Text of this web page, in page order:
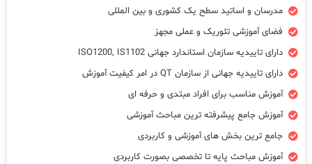
مدرسان و اساتید سطح یک کشوری و بین المللی
فضای آموزشی تئوریک و عملی مجهز
دارای تاییدیه سازمان استاندارد جهانی ISO1200, IS1102
دارای تاییدیه جهانی از سازمان QT در امر کیفیت آموزش
آموزش مناسب برای افراد مبتدی و حرفه ای
آموزش جامع پیشرفته ترین مباحث آموزشی
جامع ترین بخش های آموزشی و کاربردی
آموزش مباحث پایه تا تخصصی بصورت کاربردی